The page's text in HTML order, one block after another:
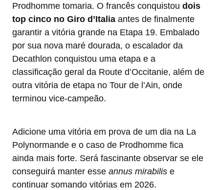
Prodhomme tomaria. O francês conquistou dois
top cinco no Giro d’Italia antes de finalmente
garantir a vitória grande na Etapa 19. Embalado
por sua nova maré dourada, o escalador da
Decathlon conquistou uma etapa e a
classificação geral da Route d’Occitanie, além de
outra vitória de etapa no Tour de l’Ain, onde
terminou vice-campeão.
Adicione uma vitória em prova de um dia na La
Polynormande e o caso de Prodhomme fica
ainda mais forte. Será fascinante observar se ele
conseguirá manter esse annus mirabilis e
continuar somando vitórias em 2026.